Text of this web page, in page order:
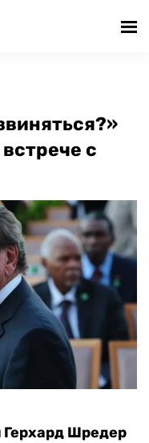
с
Шредер